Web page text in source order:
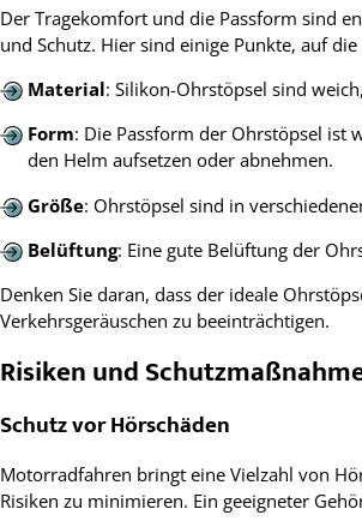
Der Tragekomfort und die Passform sind
und Schutz. Hier sind einige Punkte, auf
Material: Silikon-Ohrstöpsel sind
Form: Die Passform der Ohrstöpsel ist
den Helm aufsetzen oder abnehmen.
Größe: Ohrstöpsel sind in
Belüftung: Eine gute Belüftung der
Denken Sie daran, dass der ideale
Verkehrsgeräuschen zu beeinträchtigen.
Risiken und
Schutz vor Hörschäden
Motorradfahren bringt eine Vielzahl von
Risiken zu minimieren. Ein geeigneter